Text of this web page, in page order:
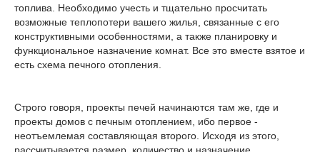
топлива. Необходимо учесть и тщательно просчитать
возможные теплопотери вашего жилья, связанные с его
конструктивными особенностями, а также планировку и
функциональное назначение комнат. Все это вместе взятое и
есть схема печного отопления.
Строго говоря, проекты печей начинаются там же, где и
проекты домов с печным отоплением, ибо первое -
неотъемлемая составляющая второго. Исходя из этого,